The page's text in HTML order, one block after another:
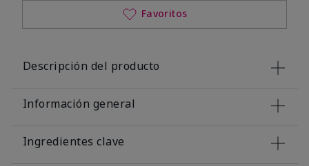
Favoritos
Descripción del producto
Información general
Ingredientes clave